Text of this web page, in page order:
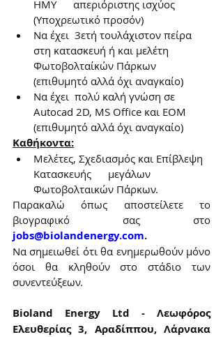
ΗΜΥ      απεριόριστης ισχύος
(Υποχρεωτικό προσόν)
Να έχει  3ετή τουλάχιστον πείρα
στη κατασκευή ή και μελέτη
Φωτοβολταίκών Πάρκων
(επιθυμητό αλλά όχι αναγκαίο)
Να έχει  πολύ καλή γνώση σε
Autocad 2D, MS Office και EOM
(επιθυμητό αλλά όχι αναγκαίο)
Καθήκοντα:
Μελέτες, Σχεδιασμός και Επίβλεψη
Κατασκευής      μεγάλων
Φωτοβολταικών Πάρκων.
Παρακαλώ όπως αποστείλετε το
jobs@biolandenergy.com.
Να σημειωθεί ότι θα ενημερωθούν μόνο
όσοι θα κληθούν στο στάδιο των
συνεντεύξεων.
Bioland Energy Ltd - Λεωφόρος
Ελευθερίας 3, Αραδίππου, Λάρνακα